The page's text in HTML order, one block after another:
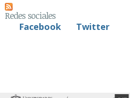
Redes sociales
Facebook
Twitter